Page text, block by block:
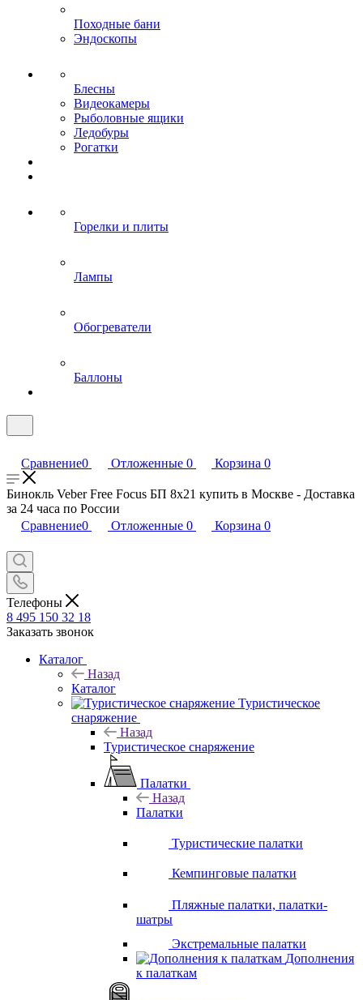
Походные бани
Эндоскопы
Блесны
Видеокамеры
Рыболовные ящики
Ледобуры
Рогатки
Горелки и плиты
Лампы
Обогреватели
Баллоны
Сравнение0 Отложенные 0 Корзина 0
Бинокль Veber Free Focus БП 8x21 купить в Москве - Доставка
за 24 часа по России
Сравнение0 Отложенные 0 Корзина 0
Телефоны
8 495 150 32 18
Заказать звонок
Каталог
Назад
Каталог
Туристическое
снаряжение
Назад
Туристическое снаряжение
Палатки
Назад
Палатки
Туристические палатки
Кемпинговые палатки
Пляжные палатки, палатки-
шатры
Экстремальные палатки
Дополнения
к палаткам